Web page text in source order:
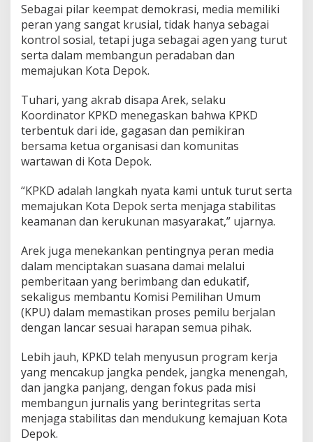
Sebagai pilar keempat demokrasi, media memiliki
peran yang sangat krusial, tidak hanya sebagai
kontrol sosial, tetapi juga sebagai agen yang turut
serta dalam membangun peradaban dan
memajukan Kota Depok.
Tuhari, yang akrab disapa Arek, selaku
Koordinator KPKD menegaskan bahwa KPKD
terbentuk dari ide, gagasan dan pemikiran
bersama ketua organisasi dan komunitas
wartawan di Kota Depok.
“KPKD adalah langkah nyata kami untuk turut serta
memajukan Kota Depok serta menjaga stabilitas
keamanan dan kerukunan masyarakat,” ujarnya.
Arek juga menekankan pentingnya peran media
dalam menciptakan suasana damai melalui
pemberitaan yang berimbang dan edukatif,
sekaligus membantu Komisi Pemilihan Umum
(KPU) dalam memastikan proses pemilu berjalan
dengan lancar sesuai harapan semua pihak.
Lebih jauh, KPKD telah menyusun program kerja
yang mencakup jangka pendek, jangka menengah,
dan jangka panjang, dengan fokus pada misi
membangun jurnalis yang berintegritas serta
menjaga stabilitas dan mendukung kemajuan Kota
Depok.